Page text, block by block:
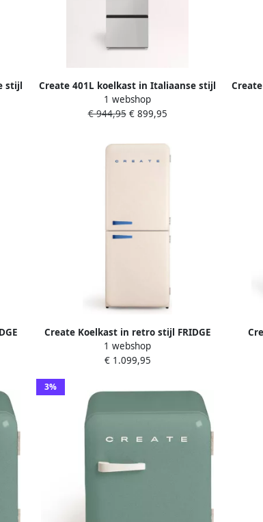
stijl
Create 401L koelkast in Italiaanse stijl
met Perfect Fit Space Pro en Care+
Roestvrij staal FRIDGE STUDIO COMBI
1 webshop
€ 944,95€ 899,95
wit
Create Koelkast in retro stijl FRIDGE
RETRO COMBI 401 L
1 webshop
€ 1.099,95
3%